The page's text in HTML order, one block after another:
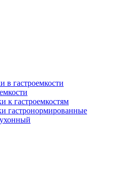
в гастроемкости
к гастроемкостям
гастронормированные